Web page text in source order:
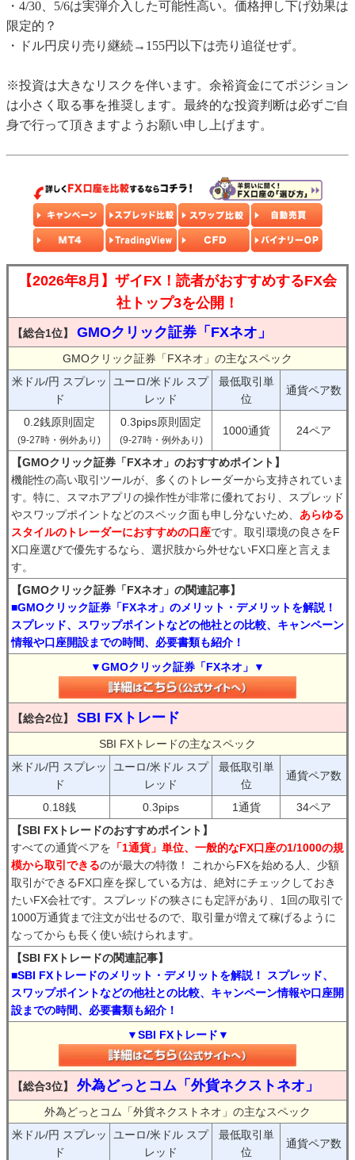
・4/30、5/6は実弾介入した可能性高い。価格押し下げ効果は
限定的？
・ドル円戻り売り継続→155円以下は売り追従せず。
※投資は大きなリスクを伴います。余裕資金にてポジション
は小さく取る事を推奨します。最終的な投資判断は必ずご自
身で行って頂きますようお願い申し上げます。
【2026年8月】ザイFX！読者がおすすめするFX会
社トップ3を公開！
【総合1位】 GMOクリック証券「FXネオ」
GMOクリック証券「FXネオ」の主なスペック
米ドル/円 スプレッ
ド
ユーロ/米ドル スプ
レッド
最低取引単
位
通貨ペア数
0.2銭原則固定
(9-27時・例外あり)
0.3pips原則固定
(9-27時・例外あり)
1000通貨 24ペア
【GMOクリック証券「FXネオ」のおすすめポイント】
機能性の高い取引ツールが、多くのトレーダーから支持されていま
す。特に、スマホアプリの操作性が非常に優れており、スプレッド
やスワップポイントなどのスペック面も申し分ないため、 あらゆる
スタイルのトレーダーにおすすめの口座です。取引環境の良さをF
X口座選びで優先するなら、選択肢から外せないFX口座と言えま
す。
【GMOクリック証券「FXネオ」の関連記事】
■GMOクリック証券「FXネオ」のメリット・デメリットを解説！
スプレッド、スワップポイントなどの他社との比較、キャンペーン
情報や口座開設までの時間、必要書類も紹介！
▼GMOクリック証券「FXネオ」▼
【総合2位】 SBI FXトレード
SBI FXトレードの主なスペック
米ドル/円 スプレッ
ド
ユーロ/米ドル スプ
レッド
最低取引単
位
通貨ペア数
0.18銭 0.3pips 1通貨
34ペア
【SBI FXトレードのおすすめポイント】
すべての通貨ペアを 「1通貨」単位、一般的なFX口座の1/1000の規
模から取引できるのが最大の特徴！ これからFXを始める人、少額
取引ができるFX口座を探している方は、絶対にチェックしておき
たいFX会社です。スプレッドの狭さにも定評があり、1回の取引で
1000万通貨まで注文が出せるので、取引量が増えて稼げるように
なってからも長く使い続けられます。
【SBI FXトレードの関連記事】
■SBI FXトレードのメリット・デメリットを解説！ スプレッド、
スワップポイントなどの他社との比較、キャンペーン情報や口座開
設までの時間、必要書類も紹介！
▼SBI FXトレード▼
【総合3位】 外為どっとコム「外貨ネクストネオ」
外為どっとコム「外貨ネクストネオ」の主なスペック
米ドル/円 スプレッ
ド
ユーロ/米ドル スプ
レッド
最低取引単
位
通貨ペア数